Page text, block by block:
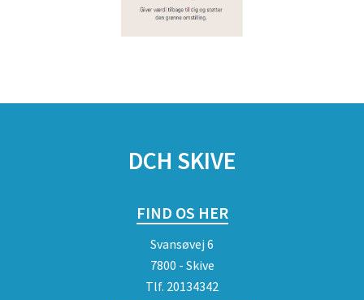
DCH SKIVE
FIND OS HER
Svansøvej 6
7800 - Skive
Tlf. 20134342